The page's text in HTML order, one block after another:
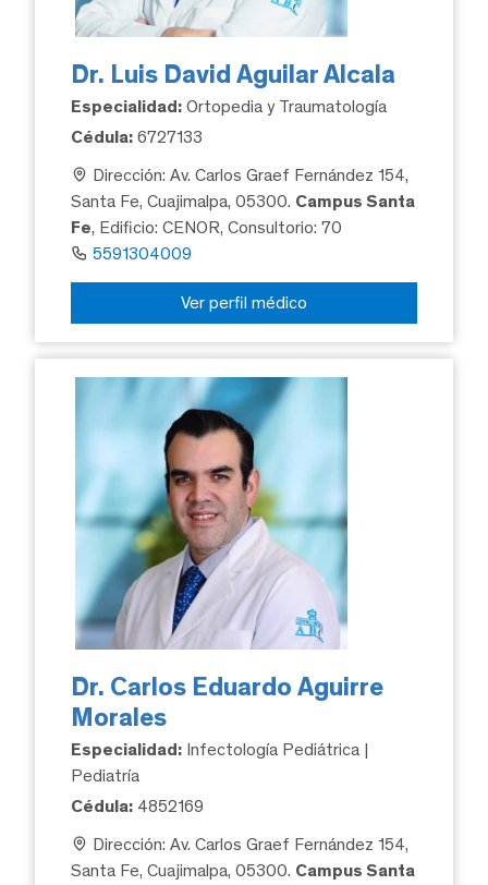
Dr. Luis David Aguilar Alcala
Especialidad: Ortopedia y Traumatología
Cédula: 6727133
Dirección: Av. Carlos Graef Fernández 154,
Santa Fe, Cuajimalpa, 05300. Campus Santa
Fe, Edificio: CENOR, Consultorio: 70
5591304009
Ver perfil médico
Dr. Carlos Eduardo Aguirre
Morales
Especialidad: Infectología Pediátrica |
Pediatría
Cédula: 4852169
Dirección: Av. Carlos Graef Fernández 154,
Santa Fe, Cuajimalpa, 05300. Campus Santa